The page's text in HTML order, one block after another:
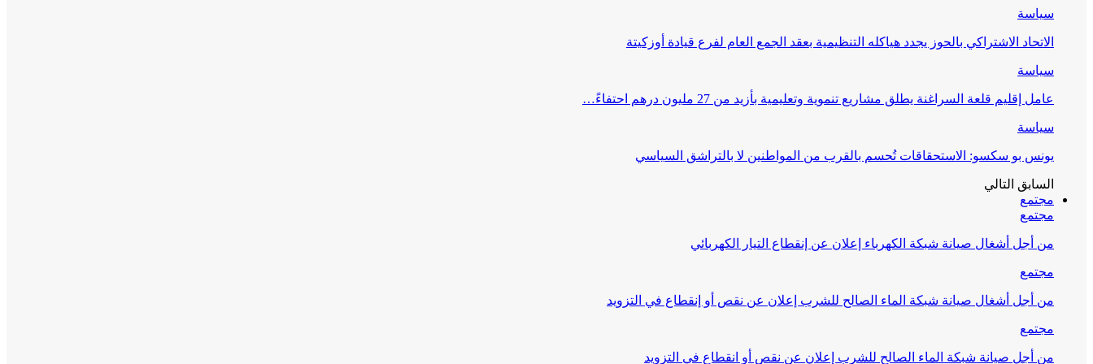
سياسة
الاتحاد الاشتراكي بالحوز يجدد هياكله التنظيمية بعقد الجمع العام لفرع قيادة أوزكيتة
سياسة
عامل إقليم قلعة السراغنة يطلق مشاريع تنموية وتعليمية بأزيد من 27 مليون درهم احتفاءً…
سياسة
يونس بو سكسو: الاستحقاقات تُحسم بالقرب من المواطنين لا بالتراشق السياسي
السابق التالي
مجتمع
مجتمع
من أجل أشغال صيانة شبكة الكهرباء إعلان عن إنقطاع التيار الكهربائي
مجتمع
من أجل أشغال صيانة شبكة الماء الصالح للشرب إعلان عن نقص أو إنقطاع في التزويد
مجتمع
من أجل صيانة شبكة الماء الصالح للشرب إعلان عن نقص أو انقطاع في التزويد